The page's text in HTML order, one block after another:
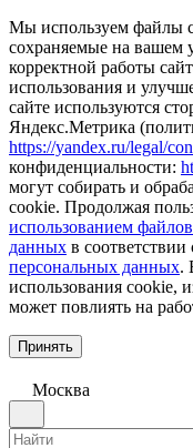
Мы используем файлы
сохраняемые на вашем
корректной работы
использования и
сайте используются
Яндекс.Метрика
https://yandex.ru/legal/
конфиденциальности:
могут собирать и
cookie. Продолжая
использованием
данных в
персональных данных.
использования cookie,
может повлиять на
Принять
Москва